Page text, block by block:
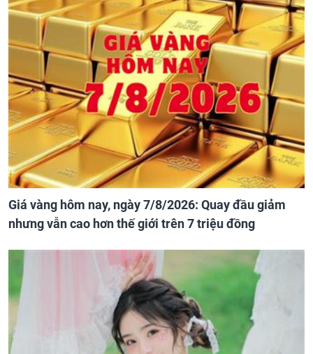
Giá vàng hôm nay, ngày 7/8/2026: Quay đầu giảm
nhưng vẫn cao hơn thế giới trên 7 triệu đồng